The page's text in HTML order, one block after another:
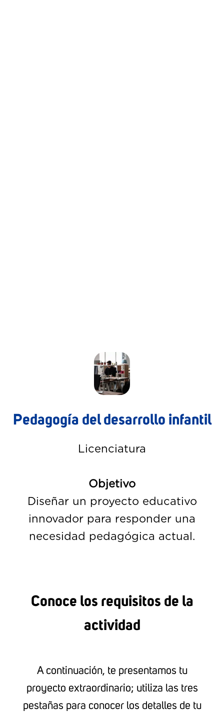
Pedagogía del desarrollo infantil
Licenciatura
Objetivo
Diseñar un proyecto educativo
innovador para responder una
necesidad pedagógica actual.
Conoce los requisitos de la
actividad
A continuación, te presentamos tu
proyecto extraordinario; utiliza las tres
pestañas para conocer los detalles de tu